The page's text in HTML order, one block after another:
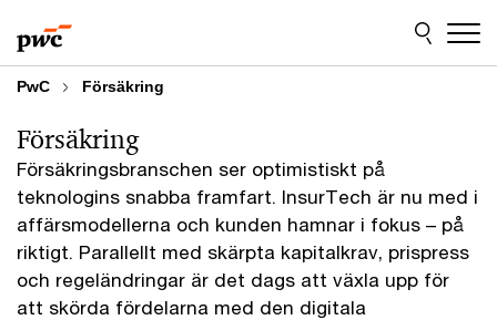
to
content
to
footer
PwC Försäkring
Försäkringsbranschen ser optimistiskt på
teknologins snabba framfart. InsurTech är nu med i
affärsmodellerna och kunden hamnar i fokus – på
riktigt. Parallellt med skärpta kapitalkrav, prispress
och regeländringar är det dags att växla upp för
att skörda fördelarna med den digitala
Försäkring